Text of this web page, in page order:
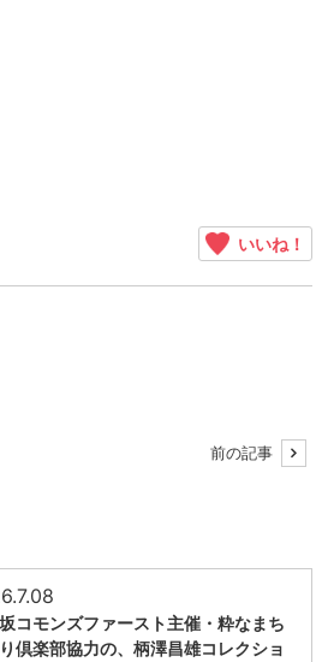
いいね！
前の記事
コモンズファースト主催・粋なまち
倶楽部協力の、柄澤昌雄コレクショ